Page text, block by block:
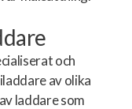
och
av olika
laddare som